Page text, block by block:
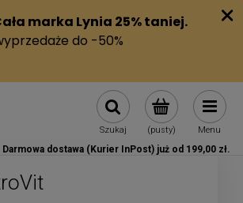
(pusty)
Szukaj Menu
Darmowa dostawa (Kurier InPost) już od 199,00 zł.